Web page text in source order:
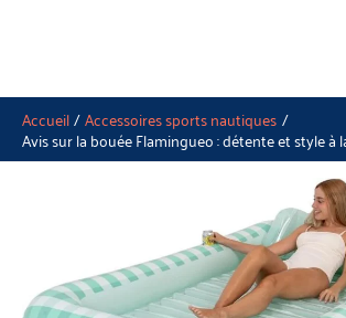
Accueil Accessoires sports nautiques
Avis sur la bouée Flamingueo : détente et style à